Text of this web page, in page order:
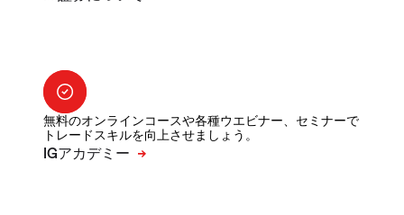
無料のオンラインコースや各種ウエビナー、セミナーで
トレードスキルを向上させましょう。